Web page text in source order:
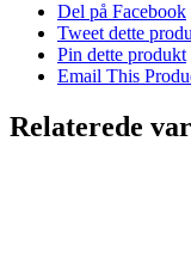
Del på Facebook
Tweet dette
Pin dette produkt
Email This
Relaterede